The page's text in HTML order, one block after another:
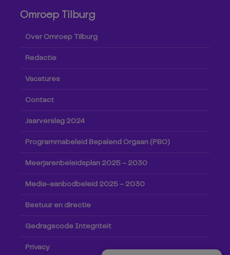
Omroep Tilburg
Over Omroep Tilburg
Redactie
Vacatures
Contact
Jaarverslag 2024
Programmabeleid Bepalend Orgaan (PBO)
Meerjarenbeleidsplan 2025 – 2030
Media-aanbodbeleid 2025 – 2030
Bestuur en directie
Gedragscode Integriteit
Privacy